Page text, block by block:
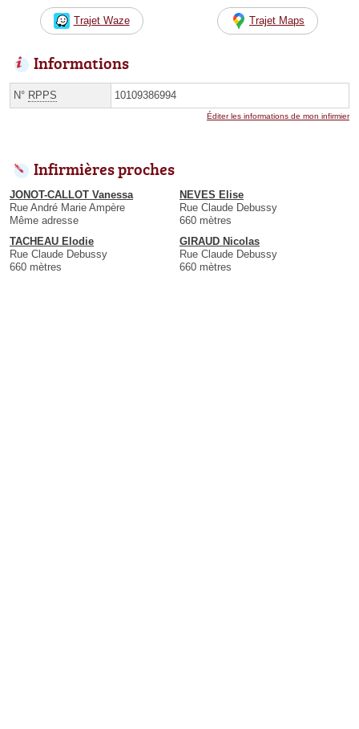
Trajet Waze Trajet Maps
Informations
N° RPPS 10109386994
Éditer les informations de mon infirmier
Infirmières proches
JONOT-CALLOT Vanessa
Rue André Marie Ampère
Même adresse
NEVES Elise
Rue Claude Debussy
660 mètres
TACHEAU Elodie
Rue Claude Debussy
660 mètres
GIRAUD Nicolas
Rue Claude Debussy
660 mètres